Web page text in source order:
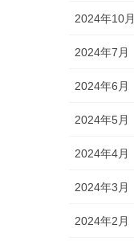
2024年10月
2024年7月
2024年6月
2024年5月
2024年4月
2024年3月
2024年2月